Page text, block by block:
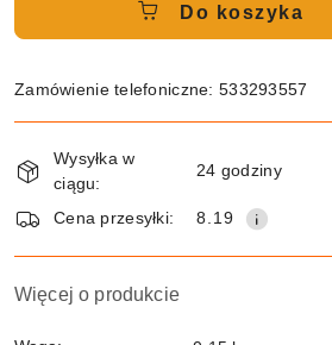
Do koszyka
Zamówienie telefoniczne: 533293557
Dostępność
i
dostawa
Wysyłka w
ciągu:
24 godziny
Cena przesyłki: 8.19
Więcej o produkcie